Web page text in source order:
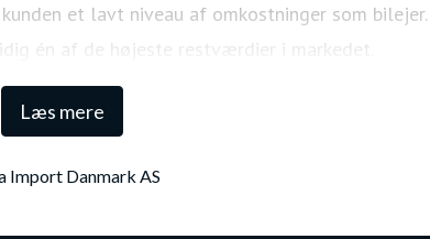
Læs mere
et lavt niveau af omkostninger som bilejer.
én af de højeste restværdier i markedet.